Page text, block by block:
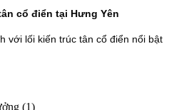
cổ điển tại Hưng Yên
với lối kiến trúc tân cổ điển nổi bật